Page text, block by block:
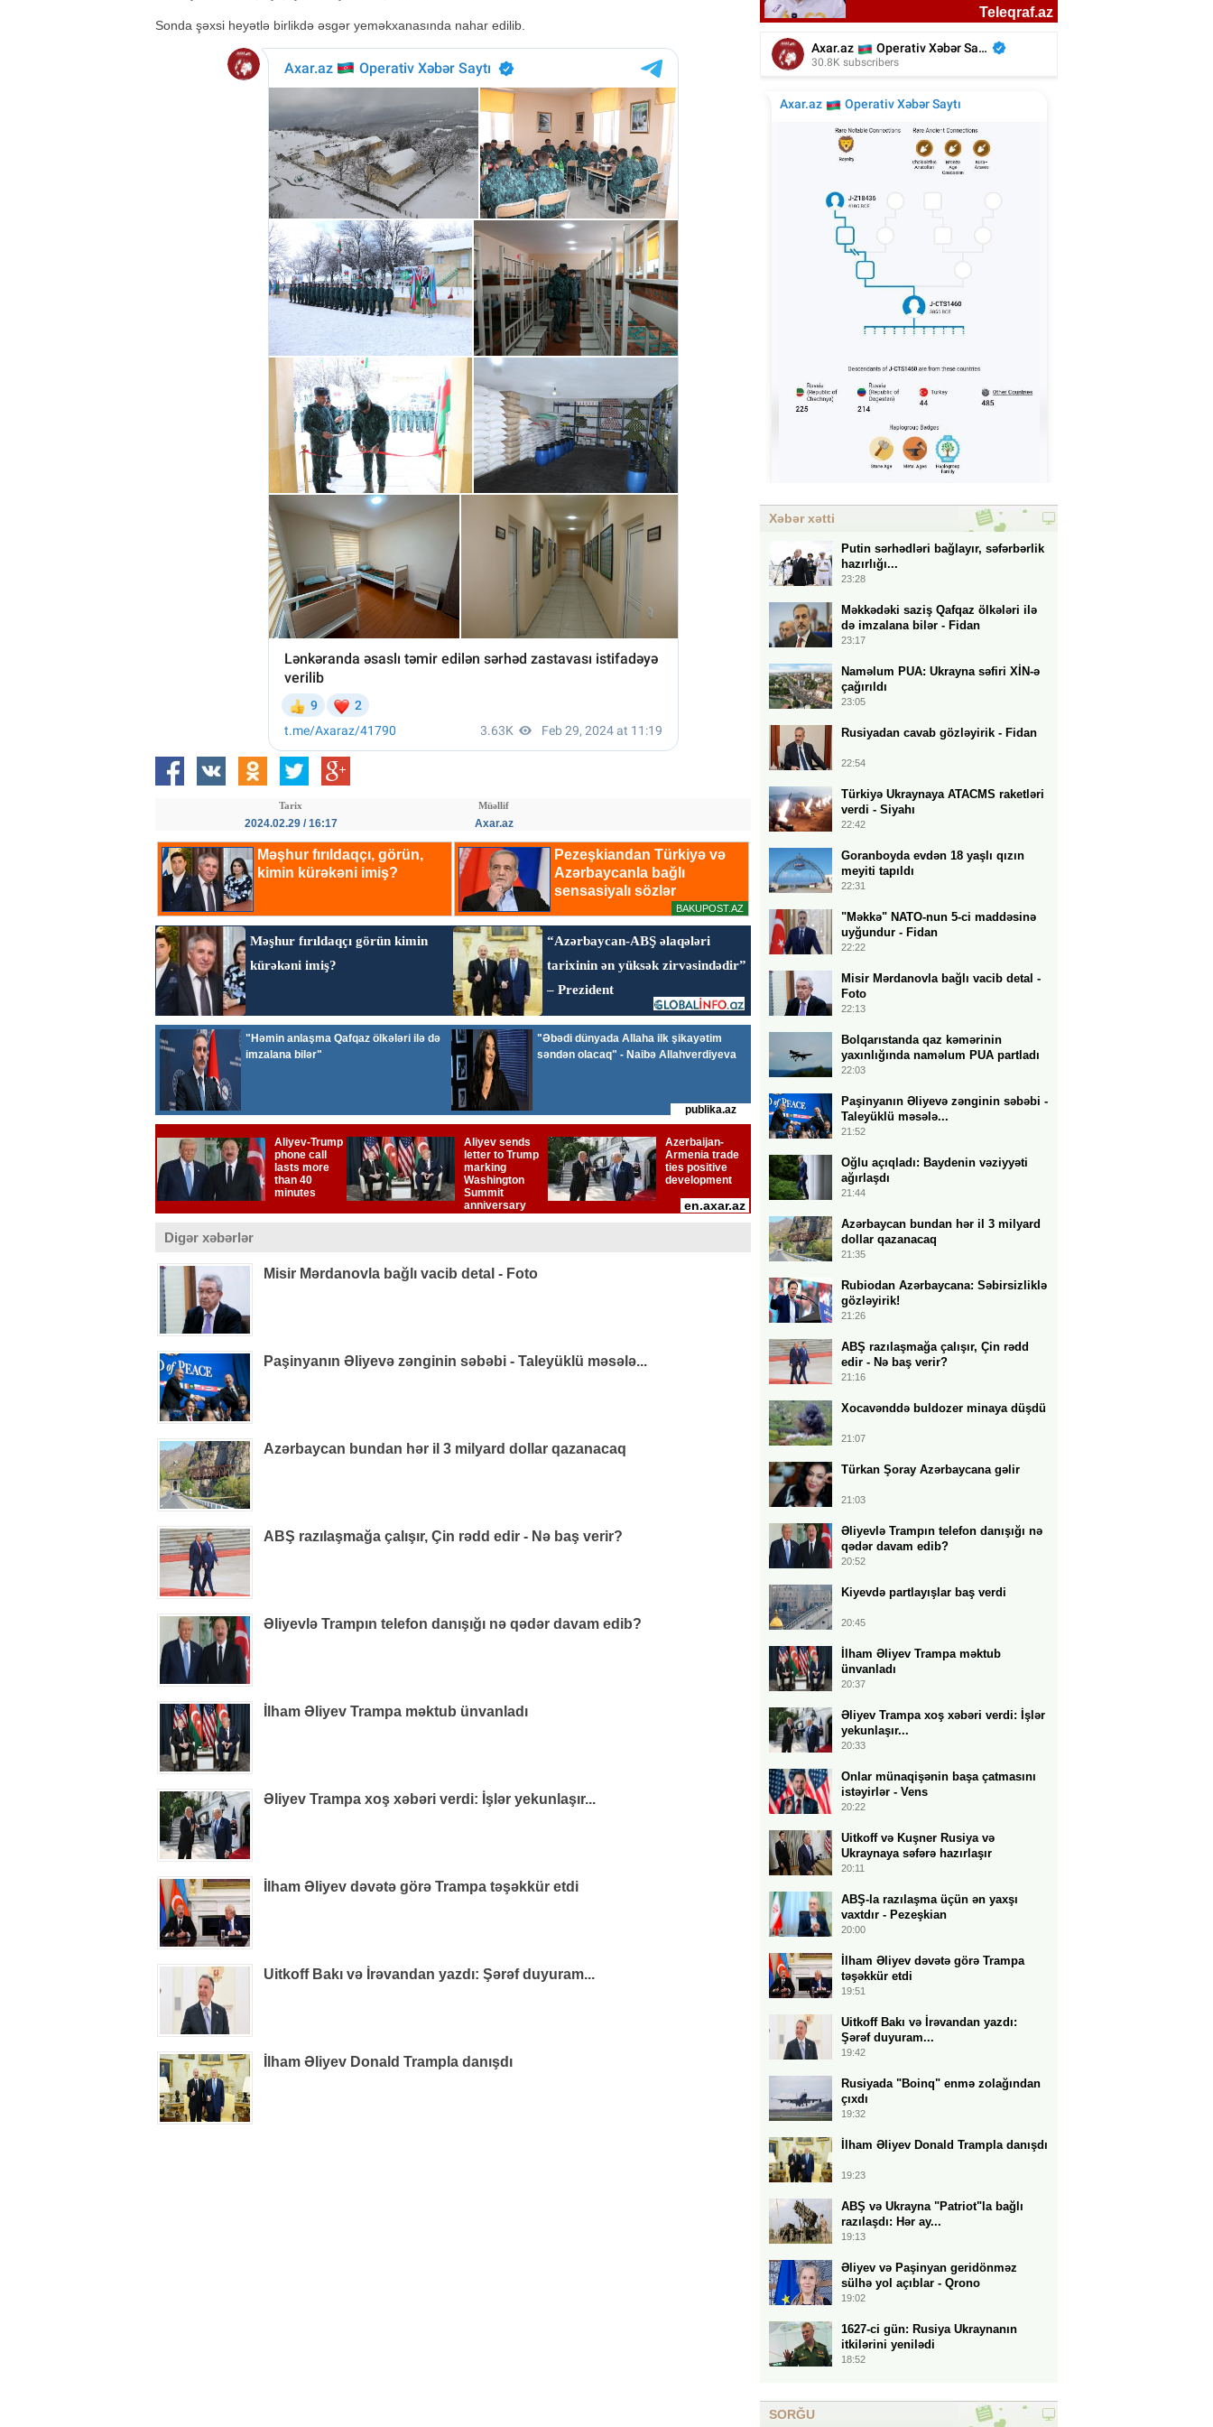
Sonda şəxsi heyətlə birlikdə əsgər yeməkxanasında nahar edilib.
Tarix
2024.02.29 / 16:17
Müəllif
Axar.az
Digər xəbərlər
Misir Mərdanovla bağlı vacib detal - Foto
Paşinyanın Əliyevə zənginin səbəbi - Taleyüklü məsələ...
Azərbaycan bundan hər il 3 milyard dollar qazanacaq
ABŞ razılaşmağa çalışır, Çin rədd edir - Nə baş verir?
Əliyevlə Trampın telefon danışığı nə qədər davam edib?
İlham Əliyev Trampa məktub ünvanladı
Əliyev Trampa xoş xəbəri verdi: İşlər yekunlaşır...
İlham Əliyev dəvətə görə Trampa təşəkkür etdi
Uitkoff Bakı və İrəvandan yazdı: Şərəf duyuram...
İlham Əliyev Donald Trampla danışdı
Türkan Şoray Azərbaycana gəlir
Xəbər xətti
Putin sərhədləri bağlayır, səfərbərlik
hazırlığı...
23:28
Məkkədəki saziş Qafqaz ölkələri ilə
də imzalana bilər - Fidan
23:17
Naməlum PUA: Ukrayna səfiri XİN-ə
çağırıldı
23:05
Rusiyadan cavab gözləyirik - Fidan
22:54
Türkiyə Ukraynaya ATACMS raketləri
verdi - Siyahı
22:42
Goranboyda evdən 18 yaşlı qızın
meyiti tapıldı
22:31
"Məkkə" NATO-nun 5-ci maddəsinə
uyğundur - Fidan
22:22
Misir Mərdanovla bağlı vacib detal -
Foto
22:13
Bolqarıstanda qaz kəmərinin
yaxınlığında naməlum PUA partladı
22:03
Paşinyanın Əliyevə zənginin səbəbi -
Taleyüklü məsələ...
21:52
Oğlu açıqladı: Baydenin vəziyyəti
ağırlaşdı
21:44
Azərbaycan bundan hər il 3 milyard
dollar qazanacaq
21:35
Rubiodan Azərbaycana: Səbirsizliklə
gözləyirik!
21:26
ABŞ razılaşmağa çalışır, Çin rədd
edir - Nə baş verir?
21:16
Xocavənddə buldozer minaya düşdü
21:07
Türkan Şoray Azərbaycana gəlir
21:03
Əliyevlə Trampın telefon danışığı nə
qədər davam edib?
20:52
Kiyevdə partlayışlar baş verdi
20:45
İlham Əliyev Trampa məktub
ünvanladı
20:37
Əliyev Trampa xoş xəbəri verdi: İşlər
yekunlaşır...
20:33
Onlar münaqişənin başa çatmasını
istəyirlər - Vens
20:22
Uitkoff və Kuşner Rusiya və
Ukraynaya səfərə hazırlaşır
20:11
ABŞ-la razılaşma üçün ən yaxşı
vaxtdır - Pezeşkian
20:00
İlham Əliyev dəvətə görə Trampa
təşəkkür etdi
19:51
Uitkoff Bakı və İrəvandan yazdı:
Şərəf duyuram...
19:42
Rusiyada "Boinq" enmə zolağından
çıxdı
19:32
İlham Əliyev Donald Trampla danışdı
19:23
ABŞ və Ukrayna "Patriot"la bağlı
razılaşdı: Hər ay...
19:13
Əliyev və Paşinyan geridönməz
sülhə yol açıblar - Qrono
19:02
1627-ci gün: Rusiya Ukraynanın
itkilərini yenilədi
18:52
SORĞU